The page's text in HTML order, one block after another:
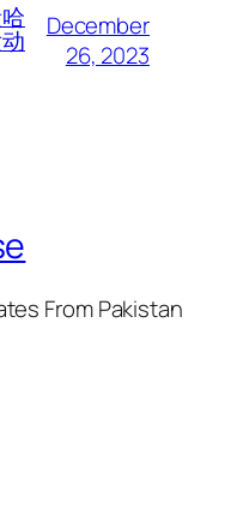
December
26, 2023
From Pakistan